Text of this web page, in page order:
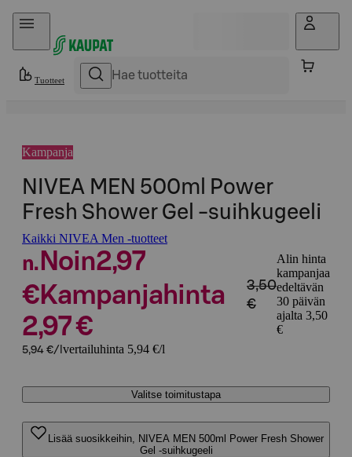
Hyppää sisältöön
Tuotteet
Kampanja
NIVEA MEN 500ml Power
Fresh Shower Gel -suihkugeeli
Kaikki NIVEA Men -tuotteet
n. Noin2,97
€Kampanjahinta
2,97 €
3,50
€
Alin hinta
kampanjaa
edeltävän
30 päivän
ajalta 3,50
€
5,94 €/l vertailuhinta 5,94 €/l
Valitse toimitustapa
Lisää suosikkeihin, NIVEA MEN 500ml Power Fresh Shower
Gel -suihkugeeli